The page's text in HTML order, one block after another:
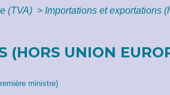
(TVA) > Importations et exportations
UNION
ministre)